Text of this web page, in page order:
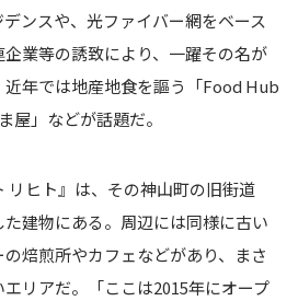
ンスや、光ファイバー網をベース
業等の誘致により、一躍その名が
年では地産地食を謳う「Food Hub
」などが話題だ。
リヒト』は、その神山町の旧街道
建物にある。周辺には同様に古い
焙煎所やカフェなどがあり、まさ
リアだ。「ここは2015年にオープ